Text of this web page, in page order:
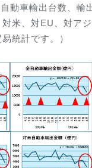
動車輸出台数、輸
米、対EU、対ア
統計です。）